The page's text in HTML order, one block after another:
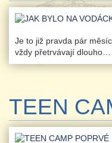
Je to již pravda pár
vždy přetrvávají dlouho…
TEEN